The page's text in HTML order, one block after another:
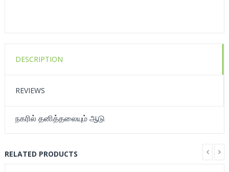
DESCRIPTION
REVIEWS
நகரில் தனித்தலையும் ஆடு
RELATED PRODUCTS